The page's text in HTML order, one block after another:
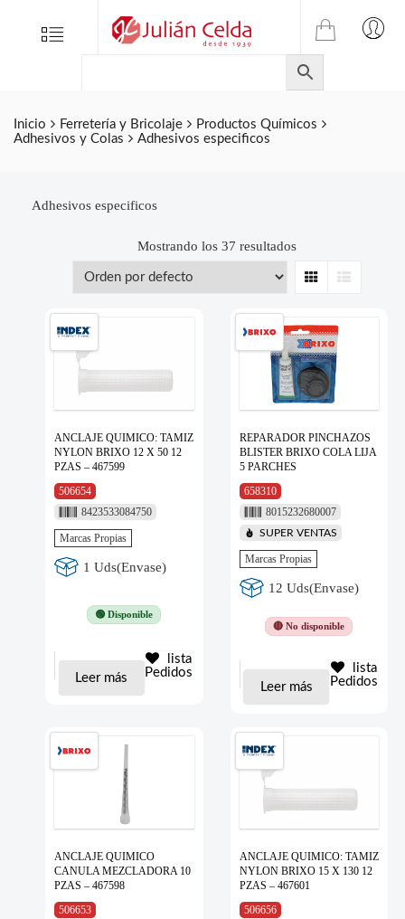
Menu
TIENDA
ONLINE
DE
JULIAN
CELDA
Inicio Ferretería y Bricolaje
Productos Químicos
Adhesivos y Colas
Adhesivos especificos
Adhesivos especificos
Mostrando los 37 resultados
Grid List
ANCLAJE QUIMICO: TAMIZ
NYLON BRIXO 12 X 50 12
PZAS – 467599
506654
8423533084750
Marcas Propias
1 Uds(Envase)
🟢 Disponible
Leer más
lista
Pedidos
REPARADOR PINCHAZOS
BLISTER BRIXO COLA LIJA
5 PARCHES
658310
8015232680007
SUPER VENTAS
Marcas Propias
12 Uds(Envase)
🔴 No disponible
Leer más
lista
Pedidos
ANCLAJE QUIMICO
CANULA MEZCLADORA 10
PZAS – 467598
506653
ANCLAJE QUIMICO: TAMIZ
NYLON BRIXO 15 X 130 12
PZAS – 467601
506656
Folletos
Contacto